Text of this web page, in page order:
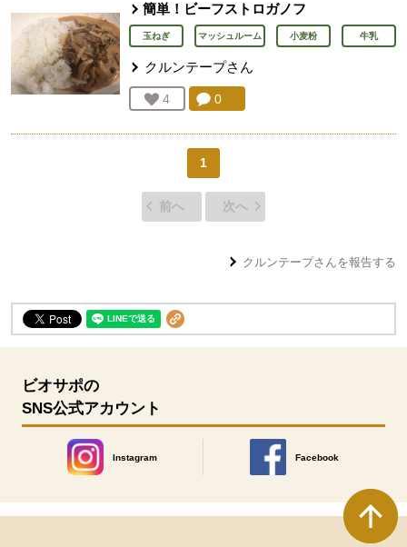
簡単！ビーフストロガノフ
玉ねぎ マッシュルーム 小麦粉 牛乳
クルンテープさん
お気に入り登録：
4 人が登録コメント：
0
1
前へ 次へ
クルンテープさんを報告する
ビオサポの
SNS公式アカウント
Instagram
別のウィンドウで開きます。
Facebook
別のウィンドウで開きます